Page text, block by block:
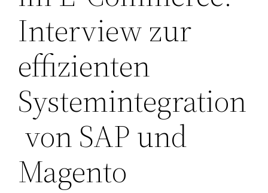
Interview zur
effizienten
Systemintegration
von SAP und
Magento